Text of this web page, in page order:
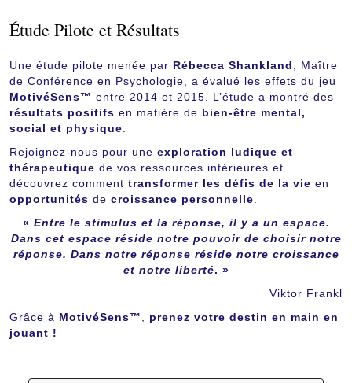
Étude Pilote et Résultats
Une étude pilote menée par Rébecca Shankland, Maître
de Conférence en Psychologie, a évalué les effets du jeu
MotivéSens™ entre 2014 et 2015. L’étude a montré des
résultats positifs en matière de bien-être mental,
social et physique.
Rejoignez-nous pour une exploration ludique et
thérapeutique de vos ressources intérieures et
découvrez comment transformer les défis de la vie en
opportunités de croissance personnelle.
« Entre le stimulus et la réponse, il y a un espace.
Dans cet espace réside notre pouvoir de choisir notre
réponse. Dans notre réponse réside notre croissance
et notre liberté. »
Viktor Frankl
Grâce à MotivéSens™, prenez votre destin en main en
jouant !